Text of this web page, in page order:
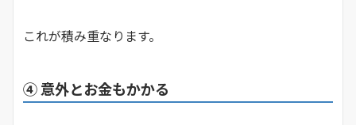
これが積み重なります。
④ 意外とお金もかかる